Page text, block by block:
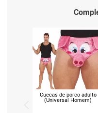
Cuecas de porco adulto
(Universal Homem)